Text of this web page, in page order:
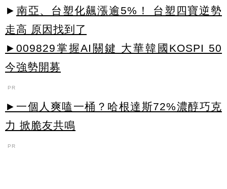
► 南亞、台塑化飆漲逾5%！ 台塑四寶逆勢
走高 原因找到了
►009829掌握AI關鍵 大華韓國KOSPI 50
今強勢開募
PR
►一個人爽嗑一桶？哈根達斯72%濃醇巧克
力 掀脆友共鳴
PR